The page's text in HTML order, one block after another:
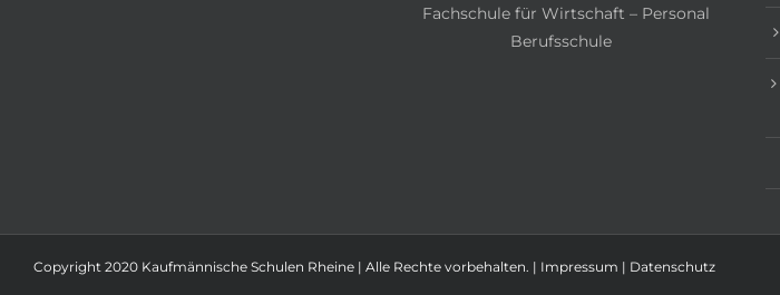
Fachschule für Wirtschaft – Personal
Berufsschule
Copyright 2020 Kaufmännische Schulen Rheine | Alle Rechte vorbehalten. | Impressum | Datenschutz